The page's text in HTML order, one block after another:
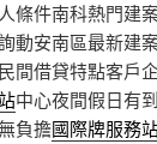
條件南科熱門建
動安南區最新建
間借貸特點客戶
中心夜間假日有
負擔國際牌服務